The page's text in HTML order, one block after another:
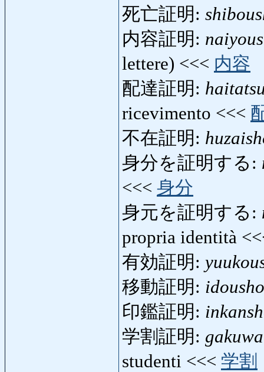
死亡証明:
内容証明:
lettere) <<< 内容
配達証明:
ricevimento <<<
不在証明:
身分を証明する:
<<< 身分
身元を証明する:
propria identità
有効証明:
移動証明:
印鑑証明:
学割証明:
studenti <<< 学割